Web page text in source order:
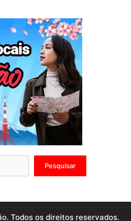
PesquisarPesquisar
Todos os direitos reservados.